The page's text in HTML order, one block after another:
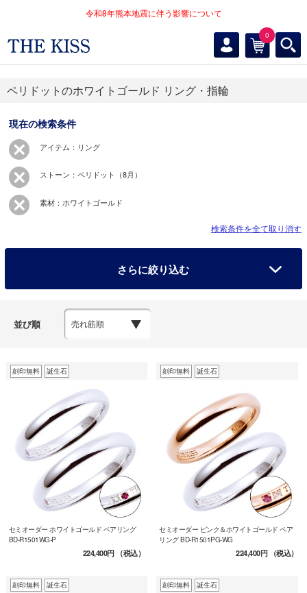
令和8年熊本地震に伴う影響について
0
ペリドットのホワイトゴールド リング・指輪
現在の検索条件
アイテム：リング
ストーン：ペリドット（8月）
素材：ホワイトゴールド
検索条件を全て取り消す
さらに絞り込む
並び順
刻印無料 誕生石
セミオーダー ホワイトゴールド ペアリング
BD-R1501WG-P
224,400円（税込）
刻印無料 誕生石
セミオーダー ピンク＆ホワイトゴールド ペア
リング BD-R1501PG-WG
224,400円（税込）
刻印無料 誕生石 刻印無料 誕生石